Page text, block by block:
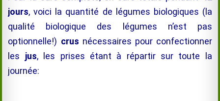
jours, voici la quantité de légumes biologiques (la
qualité biologique des légumes n’est pas
optionnelle!) crus nécessaires pour confectionner
les jus, les prises étant à répartir sur toute la
journée: